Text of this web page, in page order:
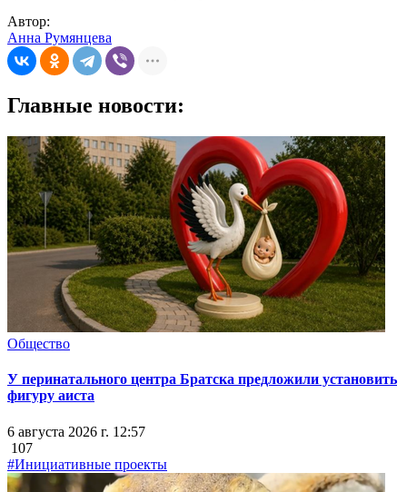
Автор:
Анна Румянцева
Главные новости:
Общество
У перинатального центра Братска предложили установить
фигуру аиста
6 августа 2026 г. 12:57
107
#Инициативные проекты